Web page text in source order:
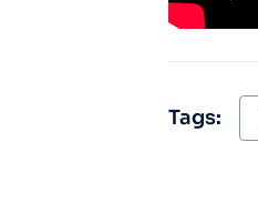
Tags: